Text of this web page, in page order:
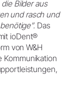
Bilder aus
und rasch und
Das
ioDent®
von W&H
Kommunikation